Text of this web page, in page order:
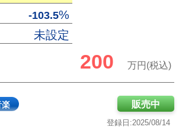
-103.5%
未設定
200 万円(税込)
楽
登録日:2025/08/14
販売中